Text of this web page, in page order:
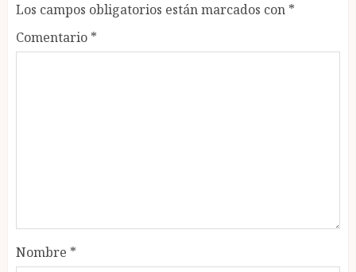
Los campos obligatorios están marcados con *
Comentario *
Nombre *